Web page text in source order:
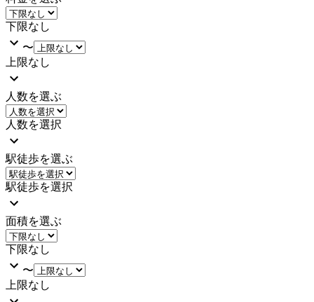
下限なし
〜
上限なし
人数を選ぶ
人数を選択
駅徒歩を選ぶ
駅徒歩を選択
面積を選ぶ
下限なし
〜
上限なし